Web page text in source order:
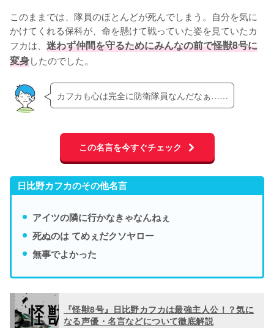
このままでは、隊員のほとんどが死んでしまう。自分を気に
かけてくれる保科が、命を懸けて戦っていた姿を見ていたカ
フカは、 迷わず仲間を守るためにみんなの前で怪獣8号に
変身したのでした。
カフカも心は完全に防衛隊員なんだなぁ……
この名言を今すぐチェック
日比野カフカのその他名言
アイツの隣に行かなきゃなんねぇ
死ぬのは てめぇだクソヤロー
無事でよかった
『怪獣8号』日比野カフカは最強主人公！？気に
なる声優・名言などについて徹底解説